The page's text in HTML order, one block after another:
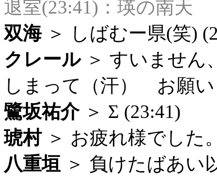
退室(23:41)：瑛の南天
双海＞ しばむー県(笑)
クレール＞ すいません
しまって（汗） お願い
鷺坂祐介＞ Σ (23:41)
琥村＞ お疲れ様でした
八重垣 ＞ 負けたばあ